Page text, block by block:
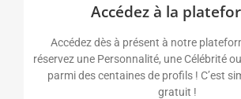
Accédez à la
Accédez dès à présent à notre
réservez une Personnalité, une Célébrité
parmi des centaines de profils ! C’est
gratuit !